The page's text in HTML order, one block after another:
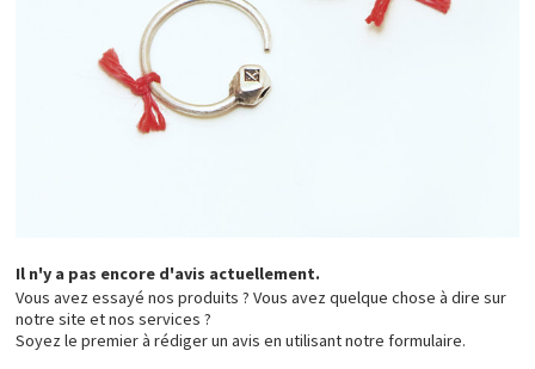
Il n'y a pas encore d'avis actuellement.
Vous avez essayé nos produits ? Vous avez quelque chose à dire sur
notre site et nos services ?
Soyez le premier à rédiger un avis en utilisant notre formulaire.